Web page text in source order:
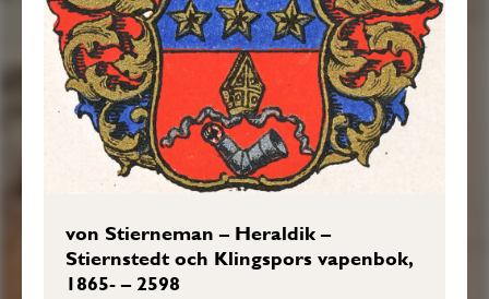
von Stierneman – Heraldik –
Stiernstedt och Klingspors vapenbok,
1865- – 2598